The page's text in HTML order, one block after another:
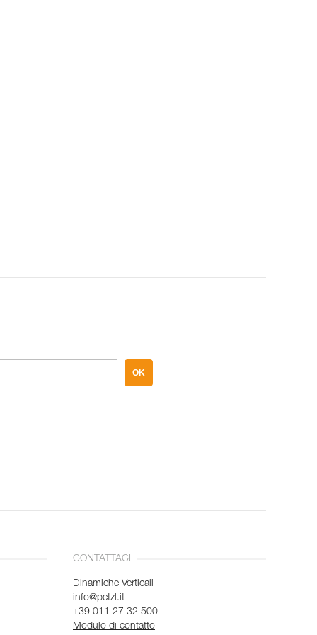
OK
CONTATTACI
Dinamiche Verticali
info@petzl.it
+39 011 27 32 500
Modulo di contatto